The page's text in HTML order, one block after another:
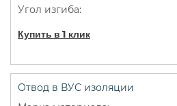
Купить в 1 клик
Отвод в ВУС изоляции